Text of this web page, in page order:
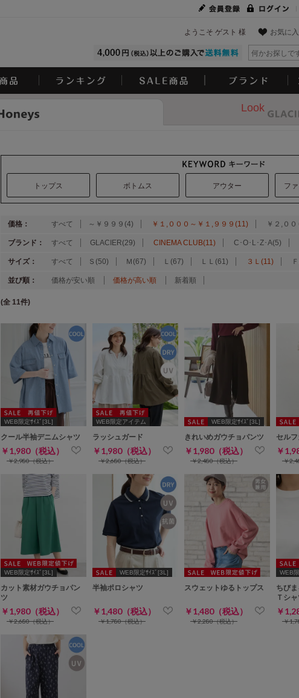
お気に入
ようこそ ゲスト 様
Look
トップス ボトムス アウター フ
価格： すべて ～￥９９９(4) ￥１,０００～￥１,９９９(11) ￥２,０
ブランド： すべて GLACIER(29) CINEMA CLUB(11) C･O･L･Z･A(5)
サイズ： すべて Ｓ(50) Ｍ(67) Ｌ(67) ＬＬ(61) ３Ｌ(11)
並び順： 価格が安い順 価格が高い順 新着順
(全 11件)
WEB限定ｻｲｽﾞ[3L]
クール半袖デニムシャツ
￥1,980（税込）
￥2,980（税込）
WEB限定アイテム
ラッシュガード
￥1,980（税込）
￥2,680（税込）
WEB限定ｻｲｽﾞ[3L]
きれいめガウチョパンツ
￥1,980（税込）
￥2,480（税込）
セル
￥
￥
WEB限定ｻｲｽﾞ[3L]
カット素材ガウチョパン
ツ
￥1,980（税込）
￥2,680（税込）
WEB限定ｻｲｽﾞ[3L]
半袖ポロシャツ
￥1,480（税込）
￥1,780（税込）
スウェットゆるトップス
￥1,480（税込）
￥2,280（税込）
WEB
ちび
Ｔシ
￥
￥